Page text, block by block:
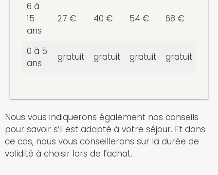
6 à
15
ans
27 € 40 € 54 € 68 €
0 à 5
ans
gratuit gratuit gratuit gratuit
Nous vous indiquerons également nos conseils
pour savoir s’il est adapté à votre séjour. Et dans
ce cas, nous vous conseillerons sur la durée de
validité à choisir lors de l’achat.